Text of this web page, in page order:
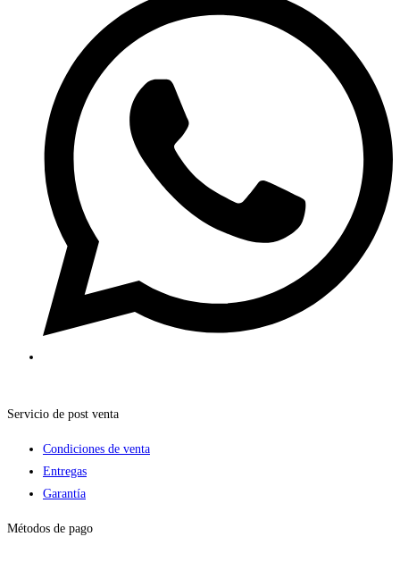
Servicio de post venta
Condiciones de venta
Entregas
Garantía
Métodos de pago